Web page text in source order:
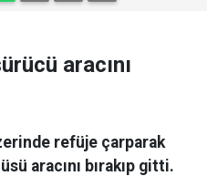
aracını
refüje çarparak
aracını bırakıp gitti.